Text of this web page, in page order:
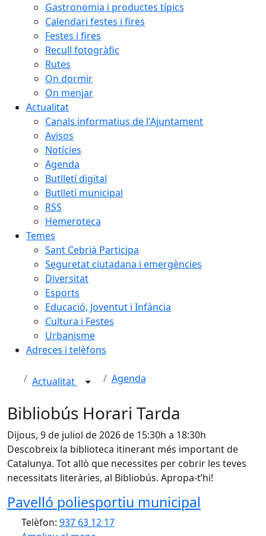
Gastronomia i productes típics
Calendari festes i fires
Festes i fires
Recull fotogràfic
Rutes
On dormir
On menjar
Actualitat
Canals informatius de l'Ajuntament
Avisos
Notícies
Agenda
Butlletí digital
Butlletí municipal
RSS
Hemeroteca
Temes
Sant Cebrià Participa
Seguretat ciutadana i emergències
Diversitat
Esports
Educació, Joventut i Infància
Cultura i Festes
Urbanisme
Adreces i telèfons
Actualitat Agenda
Bibliobús Horari Tarda
Dijous, 9 de juliol de 2026 de 15:30h a 18:30h
Descobreix la biblioteca itinerant més important de
Catalunya. Tot allò que necessites per cobrir les teves
necessitats literàries, al Bibliobús. Apropa-t’hi!
Pavelló poliesportiu municipal
Telèfon: 937 63 12 17